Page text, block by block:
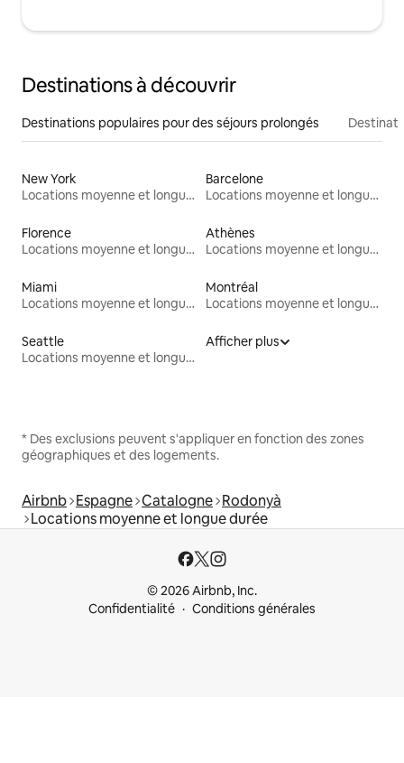
Destinations à découvrir
Destinations populaires pour des séjours prolongés
New York
Locations moyenne et longue durée
Barcelone
Locations moyenne et longue durée
Florence
Locations moyenne et longue durée
Athènes
Locations moyenne et longue durée
Miami
Locations moyenne et longue durée
Montréal
Locations moyenne et longue durée
Seattle
Locations moyenne et longue durée
Afficher plus
* Des exclusions peuvent s'appliquer en fonction des zones
géographiques et des logements.
Airbnb Espagne Catalogne Rodonyà
Locations moyenne et longue durée
© 2026 Airbnb, Inc.
Confidentialité
Conditions générales